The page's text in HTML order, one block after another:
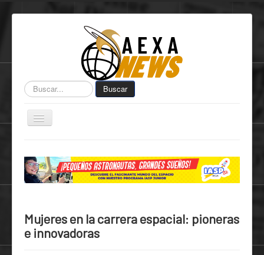
Buscar... Buscar
Toggle
Navigation
Centro de Informática AEXA
AexaSurvey
AEXA USA
Mujeres en la carrera espacial: pioneras
e innovadoras